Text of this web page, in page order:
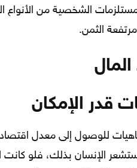
الشخصية من الأنواع
مرتفعة الثمن.
قدر الإمكان
للوصول إلى معدل اقتصاد
الإنسان بذلك، فلو كانت